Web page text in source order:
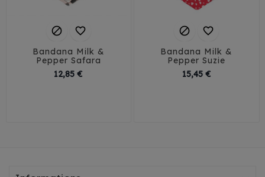
 
Bandana Milk &
Pepper Safara
12,85 €
 
Bandana Milk &
Pepper Suzie
15,45 €Prix